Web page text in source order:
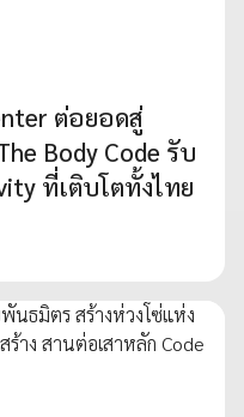
ต่อยอดสู่
Body Code รับ
ที่เติบโตทั้งไทย